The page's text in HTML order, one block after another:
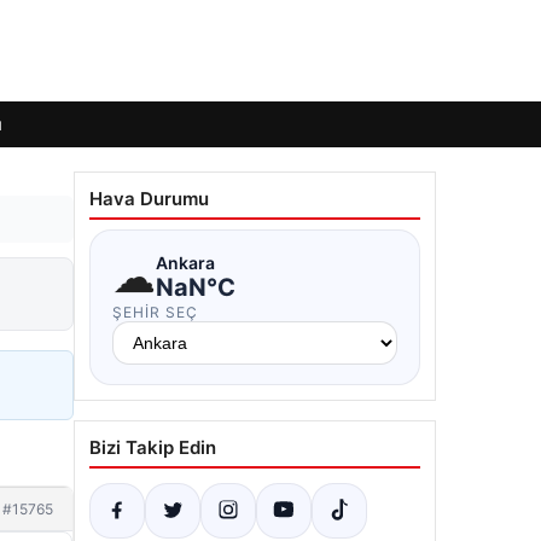
#15765
Hava Durumu
☁Ankara
NaN°C
ŞEHIR SEÇ
Bizi Takip Edin